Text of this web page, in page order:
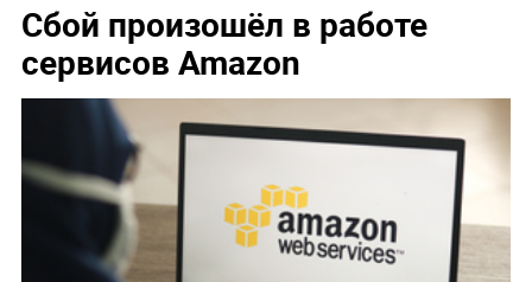
Сбой произошёл в работе
сервисов Amazon